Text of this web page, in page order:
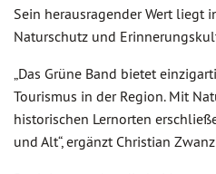
Sein herausragender Wert liegt
Naturschutz und
„Das Grüne Band bietet
Tourismus in der Region. Mit
historischen Lernorten
und Alt“, ergänzt Christian